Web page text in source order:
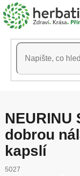
Přejít
na
obsah
NEURINU
dobrou
kapslí
5027